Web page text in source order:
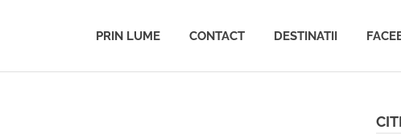
PRIN LUME CONTACT DESTINATII